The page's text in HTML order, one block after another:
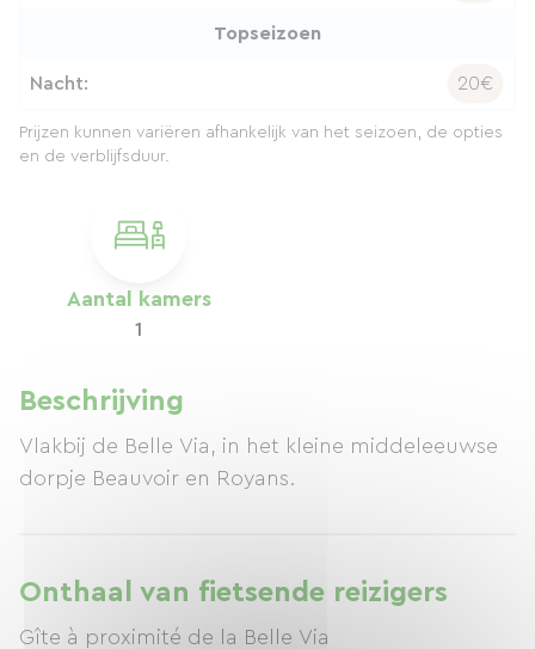
Aantal kamers
1
Beschrijving
Vlakbij de Belle Via, in het kleine middeleeuwse
dorpje Beauvoir en Royans.
Onthaal van fietsende reizigers
Gîte à proximité de la Belle Via
Topseizoen
Nacht: 20€
Prijzen kunnen variëren afhankelijk van het seizoen, de opties
en de verblijfsduur.